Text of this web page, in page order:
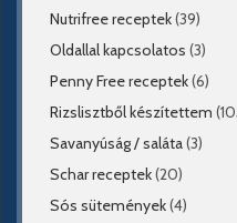
Nutrifree receptek(39)
Oldallal kapcsolatos (3)
Penny Free receptek(6)
Rizslisztből készítettem
Savanyúság / saláta(3)
Schar receptek(20)
Sós sütemények(4)